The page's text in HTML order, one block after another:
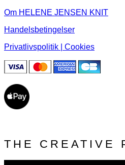
Om HELENE JENSEN KNIT
Handelsbetingelser
Privatlivspolitik | Cookies
THE CREATIVE